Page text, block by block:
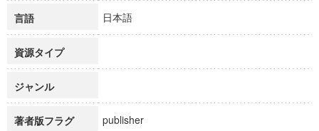
言語 日本語
資源タイプ
ジャンル
著者版フラグ publisher